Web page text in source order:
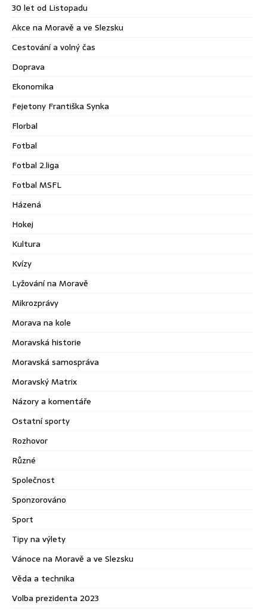
30 let od Listopadu
Akce na Moravě a ve Slezsku
Cestování a volný čas
Doprava
Ekonomika
Fejetony Františka Synka
Florbal
Fotbal
Fotbal 2.liga
Fotbal MSFL
Házená
Hokej
Kultura
Kvízy
Lyžování na Moravě
Mikrozprávy
Morava na kole
Moravská historie
Moravská samospráva
Moravský Matrix
Názory a komentáře
Ostatní sporty
Rozhovor
Různé
Společnost
Sponzorováno
Sport
Tipy na výlety
Vánoce na Moravě a ve Slezsku
Věda a technika
Volba prezidenta 2023